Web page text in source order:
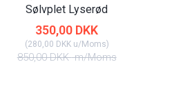
Sølvplet Lyserød
350,00 DKK
(280,00 DKKu/Moms)
850,00 DKKm/Moms